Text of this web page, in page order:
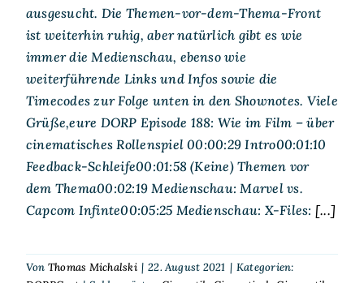
ausgesucht. Die Themen-vor-dem-Thema-Front
ist weiterhin ruhig, aber natürlich gibt es wie
immer die Medienschau, ebenso wie
weiterführende Links und Infos sowie die
Timecodes zur Folge unten in den Shownotes. Viele
Grüße,eure DORP Episode 188: Wie im Film – über
cinematisches Rollenspiel 00:00:29 Intro00:01:10
Feedback-Schleife00:01:58 (Keine) Themen vor
dem Thema00:02:19 Medienschau: Marvel vs.
Capcom Infinte00:05:25 Medienschau: X-Files: [...]
Von Thomas Michalski | 22. August 2021 | Kategorien: